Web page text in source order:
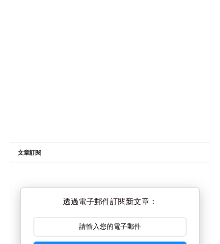
文章訂閱
透過電子郵件訂閱新文章：